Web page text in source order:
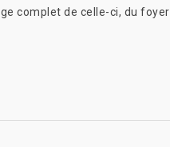
complet de celle-ci, du foyer